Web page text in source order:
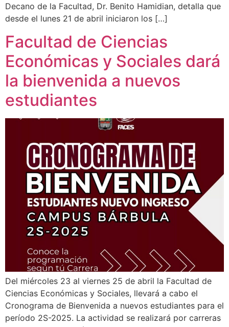
Decano de la Facultad, Dr. Benito Hamidian, detalla que
desde el lunes 21 de abril iniciaron los […]
Facultad de Ciencias
Económicas y Sociales dará
la bienvenida a nuevos
estudiantes
Del miércoles 23 al viernes 25 de abril la Facultad de
Ciencias Económicas y Sociales, llevará a cabo el
Cronograma de Bienvenida a nuevos estudiantes para el
período 2S-2025. La actividad se realizará por carreras